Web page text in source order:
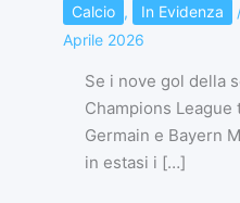
Calcio , In Evidenza
Aprile 2026
Se i nove gol della
Champions League
Germain e Bayern
in estasi i […]